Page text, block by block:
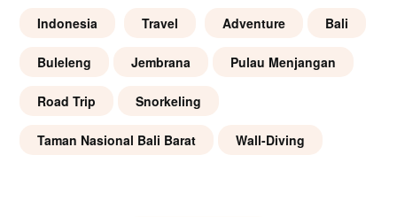
Indonesia Travel Adventure Bali
Buleleng Jembrana Pulau Menjangan
Road Trip Snorkeling
Taman Nasional Bali Barat Wall-Diving